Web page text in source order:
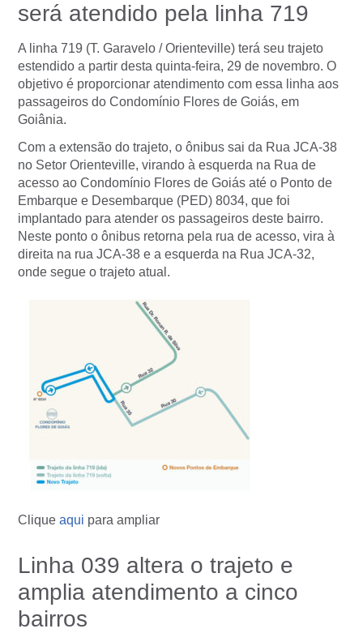
será atendido pela linha 719
A linha 719 (T. Garavelo / Orienteville) terá seu trajeto
estendido a partir desta quinta-feira, 29 de novembro. O
objetivo é proporcionar atendimento com essa linha aos
passageiros do Condomínio Flores de Goiás, em
Goiânia.
Com a extensão do trajeto, o ônibus sai da Rua JCA-38
no Setor Orienteville, virando à esquerda na Rua de
acesso ao Condomínio Flores de Goiás até o Ponto de
Embarque e Desembarque (PED) 8034, que foi
implantado para atender os passageiros deste bairro.
Neste ponto o ônibus retorna pela rua de acesso, vira à
direita na rua JCA-38 e a esquerda na Rua JCA-32,
onde segue o trajeto atual.
Clique aqui para ampliar
Linha 039 altera o trajeto e
amplia atendimento a cinco
bairros